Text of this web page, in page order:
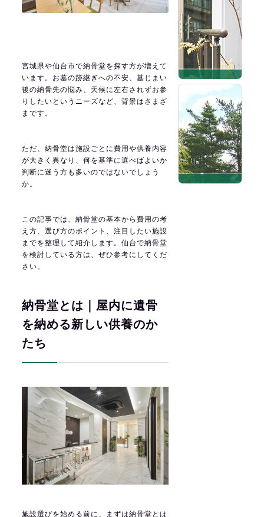
宮城県や仙台市で納骨堂を探す方が増えて
います。お墓の跡継ぎへの不安、墓じまい
後の納骨先の悩み、天候に左右されずお参
りしたいというニーズなど、背景はさまざ
まです。
ただ、納骨堂は施設ごとに費用や供養内容
が大きく異なり、何を基準に選べばよいか
判断に迷う方も多いのではないでしょう
か。
この記事では、納骨堂の基本から費用の考
え方、選び方のポイント、注目したい施設
までを整理して紹介します。仙台で納骨堂
を検討している方は、ぜひ参考にしてくだ
さい。
納骨堂とは｜屋内に遺骨
を納める新しい供養のか
たち
施設選びを始める前に、まずは納骨堂とは